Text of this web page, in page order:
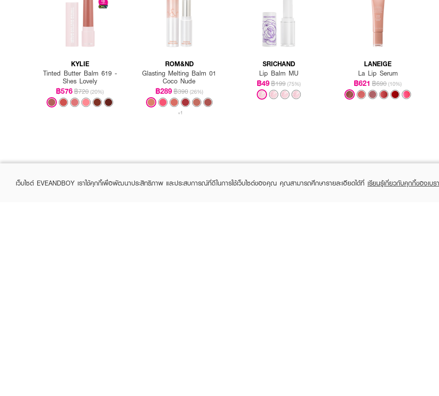
KYLIE
Tinted Butter Balm 619 -
Shes Lovely
฿576฿720 (20%)
ROM&ND
Glasting Melting Balm 01
Coco Nude
฿289฿390 (26%)
+1
SRICHAND
Lip Balm MU
฿49฿199 (75%)
LANEIGE
La Lip Serum
฿621 ฿690 (10%)
เว็บไซต์ EVEANDBOY เราใช้คุกกี้เพื่อพัฒนาประสิทธิภาพ และประสบการณ์ที่ดีในการใช้เว็บไซต์ของคุณ คุณสามารถศึกษารายละเอียดได้ที่ เรียนรู้เกี่ยวกับคุกกี้ของเบร